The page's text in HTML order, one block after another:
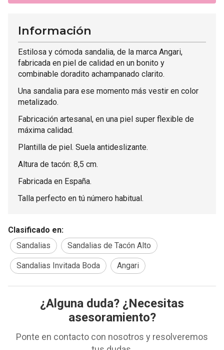
Información
Estilosa y cómoda sandalia, de la marca Angari,
fabricada en piel de calidad en un bonito y
combinable doradito achampanado clarito.
Una sandalia para ese momento más vestir en color
metalizado.
Fabricación artesanal, en una piel super flexible de
máxima calidad.
Plantilla de piel. Suela antideslizante.
Altura de tacón: 8,5 cm.
Fabricada en España.
Talla perfecto en tú número habitual.
Clasificado en:
Sandalias
Sandalias de Tacón Alto
Sandalias Invitada Boda Angari
¿Alguna duda? ¿Necesitas
asesoramiento?
Ponte en contacto con nosotros y resolveremos